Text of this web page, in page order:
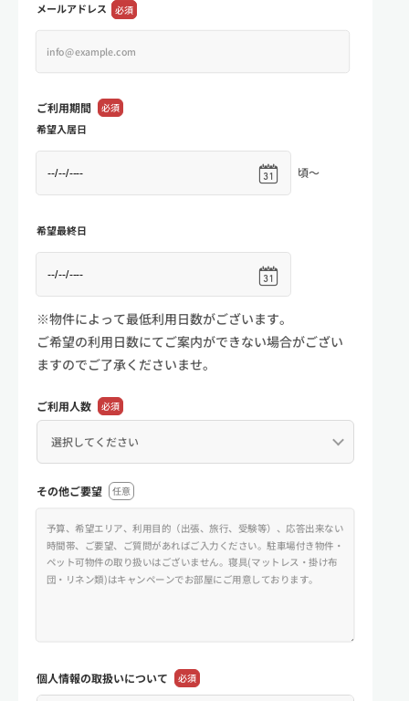
メールアドレス 必須
ご利用期間 必須
希望入居日
頃～
希望最終日
※物件によって最低利用日数がございます。
ご希望の利用日数にてご案内ができない場合がござい
ますのでご了承くださいませ。
ご利用人数 必須
その他ご要望 任意
個人情報の取扱いについて 必須